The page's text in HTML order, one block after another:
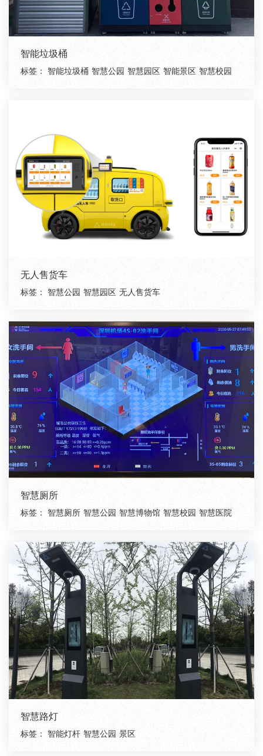
智能垃圾桶
标签： 智能垃圾桶 智慧公园 智慧园区 智能景区 智慧校园
无人售货车
标签： 智慧公园 智慧园区 无人售货车
智慧厕所
标签： 智慧厕所 智慧公园 智慧博物馆 智慧校园 智慧医院
智慧路灯
标签： 智能灯杆 智慧公园 景区